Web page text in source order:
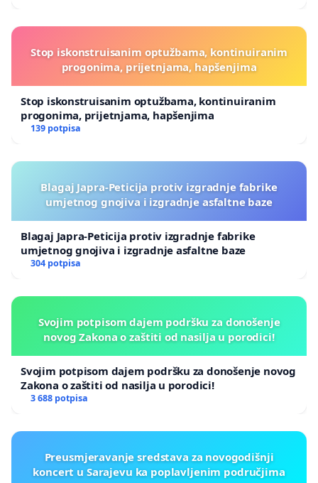
Stop iskonstruisanim optužbama, kontinuiranim
progonima, prijetnjama, hapšenjima
Stop iskonstruisanim optužbama, kontinuiranim
progonima, prijetnjama, hapšenjima
139 potpisa
Blagaj Japra-Peticija protiv izgradnje fabrike
umjetnog gnojiva i izgradnje asfaltne baze
Blagaj Japra-Peticija protiv izgradnje fabrike
umjetnog gnojiva i izgradnje asfaltne baze
304 potpisa
Svojim potpisom dajem podršku za donošenje
novog Zakona o zaštiti od nasilja u porodici!
Svojim potpisom dajem podršku za donošenje novog
Zakona o zaštiti od nasilja u porodici!
3 688 potpisa
Preusmjeravanje sredstava za novogodišnji
koncert u Sarajevu ka poplavljenim područjima